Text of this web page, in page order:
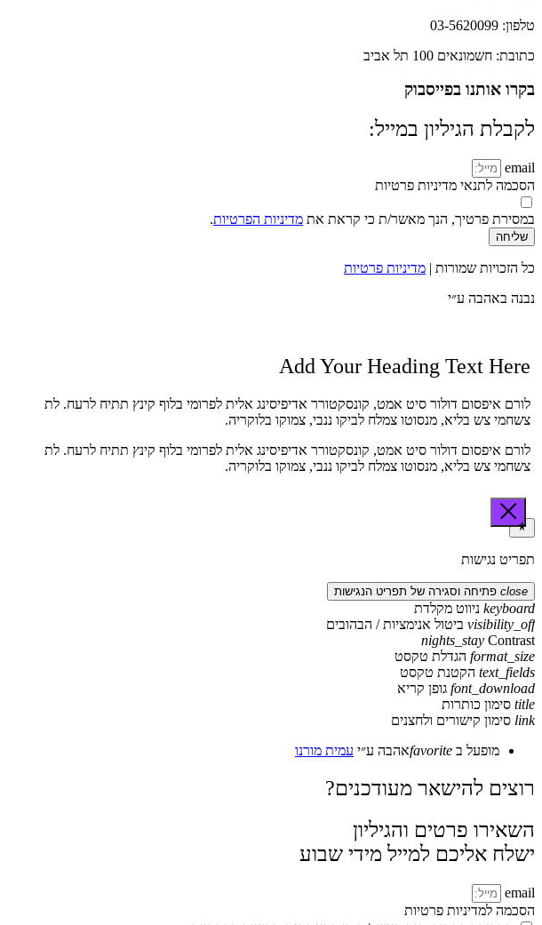
טלפון: 03-5620099
כתובת: חשמונאים 100 תל אביב
בקרו אותנו בפייסבוק
לקבלת הגיליון במייל:
email
הסכמה לתנאי מדיניות פרטיות
במסירת פרטיך, הנך מאשר/ת כי קראת את מדיניות הפרטיות.
שליחה
כל הזכויות שמורות | מדיניות פרטיות
נבנה באהבה ע״י
Add Your Heading Text Here
לורם איפסום דולור סיט אמט, קונסקטורר אדיפיסינג אלית לפרומי בלוף קינץ תתיח לרעח. לת
צשחמי צש בליא, מנסוטו צמלח לביקו ננבי, צמוקו בלוקריה.
לורם איפסום דולור סיט אמט, קונסקטורר אדיפיסינג אלית לפרומי בלוף קינץ תתיח לרעח. לת
צשחמי צש בליא, מנסוטו צמלח לביקו ננבי, צמוקו בלוקריה.
תפריט נגישות
close פתיחה וסגירה של תפריט הנגישות
keyboard ניווט מקלדת
visibility_off ביטול אנימציות / הבהובים
nights_stay Contrast
format_size הגדלת טקסט
text_fields הקטנת טקסט
font_download גופן קריא
title סימון כותרות
link סימון קישורים ולחצנים
מופעל ב favoriteאהבה ע״י עמית מורנו
רוצים להישאר מעודכנים?
השאירו פרטים והגיליון
ישלח אליכם למייל מידי שבוע
email
הסכמה למדיניות פרטיות